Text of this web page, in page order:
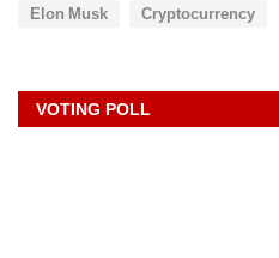
Elon Musk Cryptocurrency
VOTING POLL